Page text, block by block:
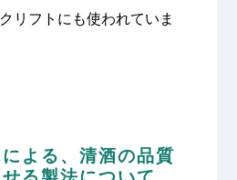
リフトにも使われていま
よる、清酒の品質